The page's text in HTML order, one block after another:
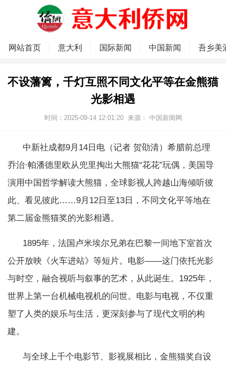
网站首页 意大利 国际新闻 中国新闻 吾乡美
不设藩篱，千灯互照不同文化平等在金熊猫
光影相遇
时间：2025-09-14 12:01:20 来源： 中国新闻网
中新社成都9月14日电（记者 贺劭清）希腊前总理
乔治·帕潘德里欧从兜里掏出大熊猫“花花”玩偶，美国导
演用中国哲学解读大熊猫，全球影视人跨越山海倾听彼
此、看见彼此……9月12日至13日，不同文化平等地在
第二届金熊猫奖的光影相遇。
‌ 1895年，法国卢米埃尔兄弟在巴黎一间地下室首次
公开放映《火车进站》等短片。电影——这门依托光影
与时空，融合视听与叙事的艺术，从此诞生。1925年，
世界上第一台机械电视机的问世。电影与电视，不仅重
塑了人类的娱乐与生活，更深刻参与了现代文明的构
建。
与全球上千个电影节、影视展相比，金熊猫奖自设